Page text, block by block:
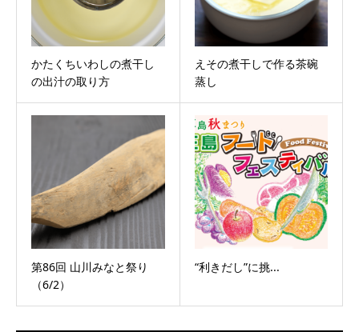
かたくちいわしの煮干し
の出汁の取り方
えその煮干しで作る茶碗
蒸し
第86回 山川みなと祭り
（6/2）
“利きだし”に挑...